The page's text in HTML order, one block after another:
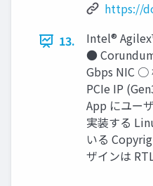
https://
13.
Intel®
●
Gbps NIC
PCIe IP
App にユー
実装する
いる
ザインは